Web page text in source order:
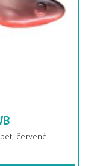
červené